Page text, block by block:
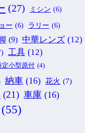
(27) ミシン (6)
ー (6) ラリー (6)
(9) 中華レンズ (12)
工具 (12)
定小型原付 (4)
納車 (16) 花火 (7)
(21) 車庫 (16)
(55)